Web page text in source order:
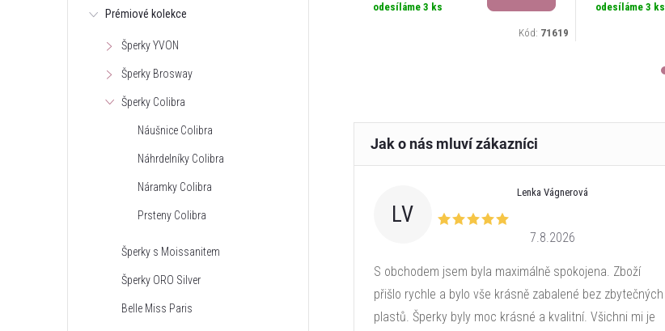
Prémiové kolekce
Šperky YVON
Šperky Brosway
Šperky Colibra
Náušnice Colibra
Náhrdelníky Colibra
Náramky Colibra
Prsteny Colibra
Šperky s Moissanitem
Šperky ORO Silver
Belle Miss Paris
odesíláme
odesíláme 3 ks
Kód: 71619
odesíláme 3 ks
LV
Lenka Vágnerová
7.8.2026
S obchodem jsem byla maximálně spokojena. Zboží
přišlo rychle a bylo vše krásně zabalené bez zbytečných
plastů. Šperky byly moc krásné a kvalitní. Všichni mi je